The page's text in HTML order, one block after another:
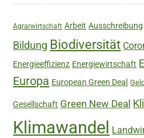
Agrarwirtschaft Arbeit Ausschreibung
Bildung Biodiversität
Energieeffizienz Energiewirtschaft
Europa European Green Deal
Gesellschaft Green New Deal
Klimawandel